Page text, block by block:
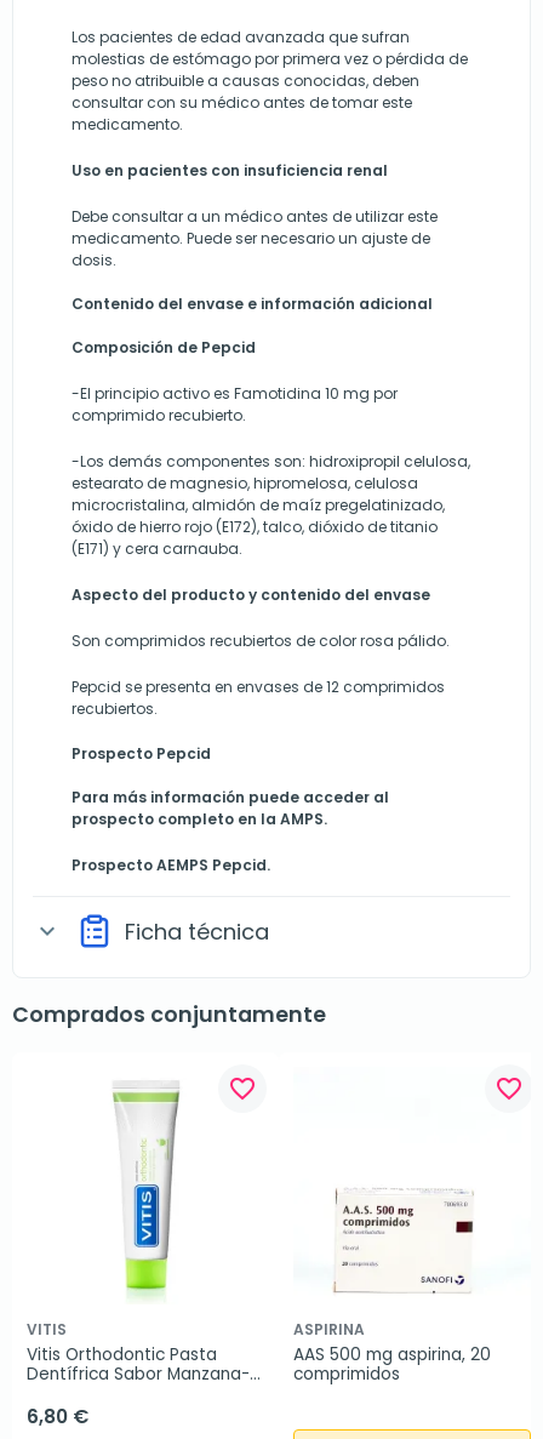
Los pacientes de edad avanzada que sufran
molestias de estómago por primera vez o pérdida de
peso no atribuible a causas conocidas, deben
consultar con su médico antes de tomar este
medicamento.
Uso en pacientes con insuficiencia renal
Debe consultar a un médico antes de utilizar este
medicamento. Puede ser necesario un ajuste de
dosis.
Contenido del envase e información adicional
Composición de Pepcid
-El principio activo es Famotidina 10 mg por
comprimido recubierto.
-Los demás componentes son: hidroxipropil celulosa,
estearato de magnesio, hipromelosa, celulosa
microcristalina, almidón de maíz pregelatinizado,
óxido de hierro rojo (E172), talco, dióxido de titanio
(E171) y cera carnauba.
Aspecto del producto y contenido del envase
Son comprimidos recubiertos de color rosa pálido.
Pepcid se presenta en envases de 12 comprimidos
recubiertos.
Prospecto Pepcid
Para más información puede acceder al
prospecto completo en la AMPS.
ProspectoAEMPS Pepcid.
expand_more Ficha técnica
Comprados conjuntamente
favorite_border
VITIS
Vitis Orthodontic Pasta
Dentífrica Sabor Manzana-
6,80 €
favorite_border
ASPIRINA
AAS 500 mg aspirina, 20
comprimidos